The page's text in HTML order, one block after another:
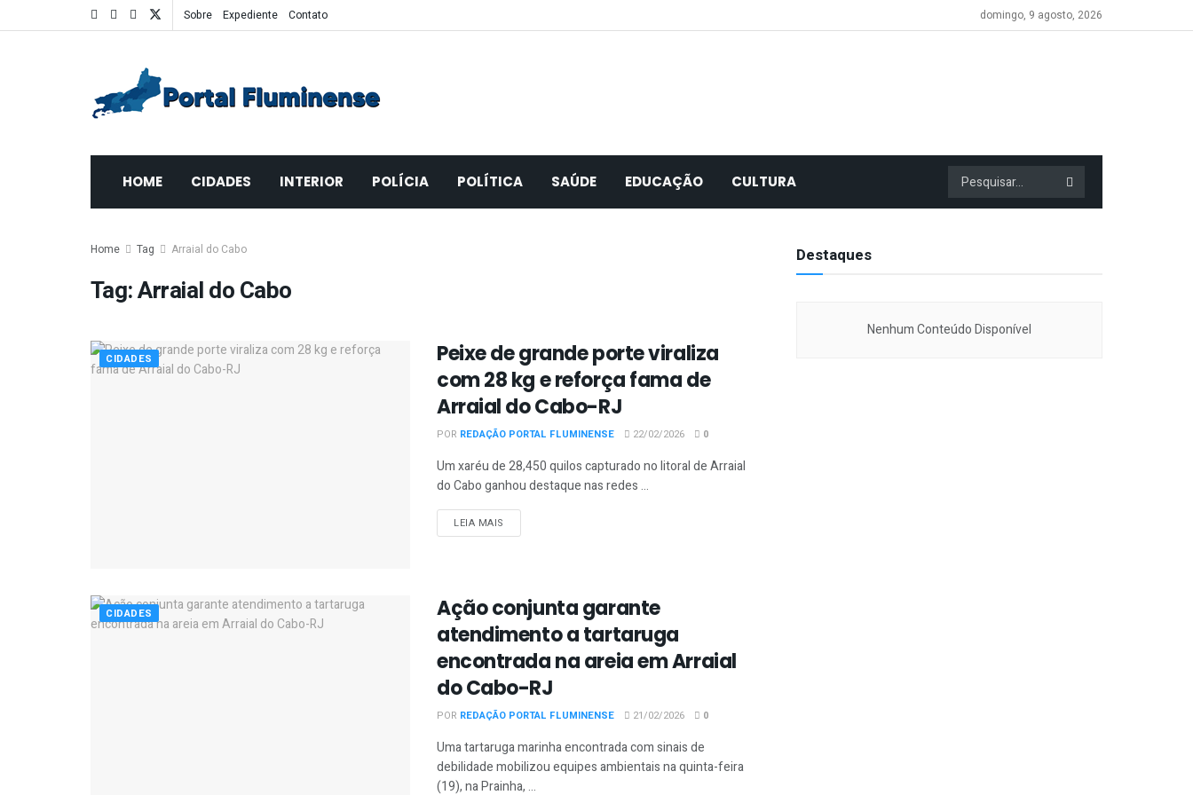
Sobre Expediente Contato domingo, 9 agosto, 2026
HOME CIDADES INTERIOR POLÍCIA POLÍTICA SAÚDE EDUCAÇÃO CULTURA
Home Tag Arraial do Cabo
Tag:Arraial do Cabo
CIDADES
Peixe de grande porte viraliza
com 28 kg e reforça fama de
Arraial do Cabo-RJ
POR REDAÇÃO PORTAL FLUMINENSE 22/02/2026 0
Um xaréu de 28,450 quilos capturado no litoral de Arraial
do Cabo ganhou destaque nas redes ...
LEIA MAIS
CIDADES
Ação conjunta garante
atendimento a tartaruga
encontrada na areia em Arraial
do Cabo-RJ
POR REDAÇÃO PORTAL FLUMINENSE 21/02/2026 0
Uma tartaruga marinha encontrada com sinais de
debilidade mobilizou equipes ambientais na quinta-feira
(19), na Prainha, ...
Destaques
Nenhum Conteúdo Disponível